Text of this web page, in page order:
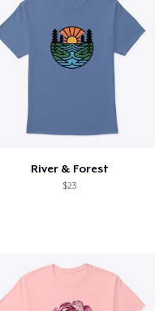
River & Forest
$23